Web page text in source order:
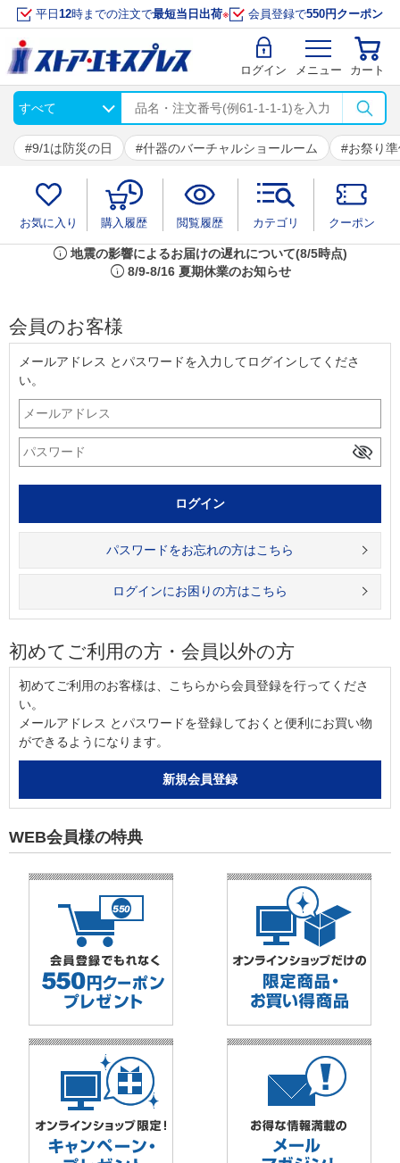
平日 12時までの注文で最短当日出荷※ 会員登録で550円クーポン
ログイン メニュー カート
9/1は防災の日 什器のバーチャルショールーム お祭り
お気に入り 購入履歴 閲覧履歴 カテゴリ クーポン
info 地震の影響によるお届けの遅れについて(8/5時点)
info 8/9-8/16 夏期休業のお知らせ
会員のお客様
メールアドレス とパスワードを入力してログインしてくださ
い。
パスワードをお忘れの方はこちら
ログインにお困りの方はこちら
初めてご利用の方・会員以外の方
初めてご利用のお客様は、こちらから会員登録を行ってくださ
い。
メールアドレス とパスワードを登録しておくと便利にお買い物
ができるようになります。
WEB会員様の特典